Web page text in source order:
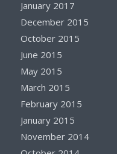
January 2017
December 2015
October 2015
June 2015
May 2015
March 2015
February 2015
January 2015
November 2014